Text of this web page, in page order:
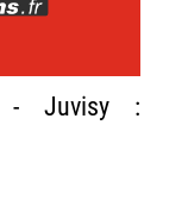
- Juvisy :